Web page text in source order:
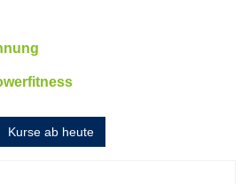
Kurse ab heute